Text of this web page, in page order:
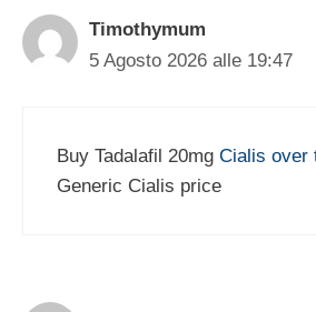
Timothymum
5 Agosto 2026 alle 19:47
Buy Tadalafil 20mg Cialis over
Generic Cialis price